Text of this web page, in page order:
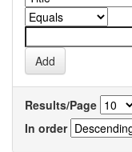
Results/Page
In order